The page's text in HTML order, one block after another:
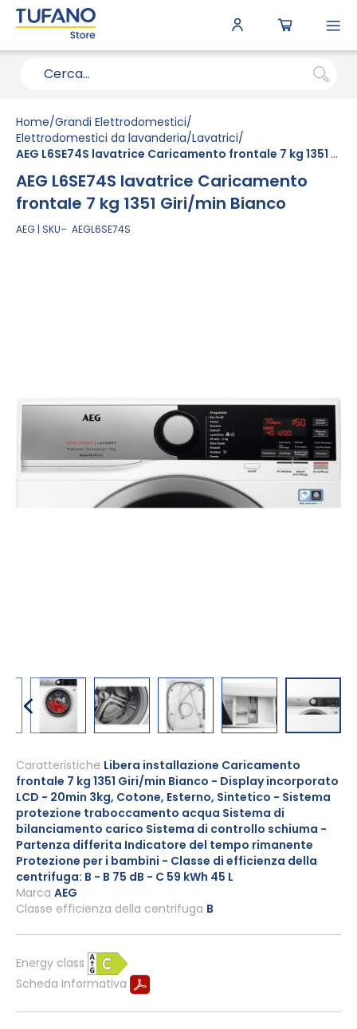
Home Grandi Elettrodomestici
Elettrodomestici da lavanderia Lavatrici
AEG L6SE74S lavatrice Caricamento frontale 7 kg 1351 Giri/min Bianco
AEG L6SE74S lavatrice Caricamento
frontale 7 kg 1351 Giri/min Bianco
AEG SKU AEGL6SE74S
all'inizio
della
galleria
di
immagini
Marca AEG
Caratteristiche Libera installazione Caricamento
frontale 7 kg 1351 Giri/min Bianco - Display incorporato
LCD - 20min 3kg, Cotone, Esterno, Sintetico - Sistema
protezione traboccamento acqua Sistema di
bilanciamento carico Sistema di controllo schiuma -
Partenza differita Indicatore del tempo rimanente
Protezione per i bambini - Classe di efficienza della
centrifuga: B - B 75 dB - C 59 kWh 45 L
Energy class
Scheda Informativa
Classe efficienza della centrifuga B